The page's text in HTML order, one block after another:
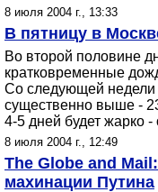
8 июля 2004 г., 13:33
В пятницу в
Во второй половине
кратковременные
Со следующей недели
существенно выше -
4-5 дней будет жарко -
8 июля 2004 г., 12:49
The Globe and
махинации Путина